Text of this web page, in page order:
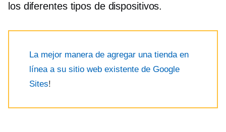
los diferentes tipos de dispositivos.
La mejor manera de agregar una tienda en
línea a su sitio web existente de Google
Sites!